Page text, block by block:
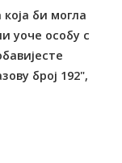
би могла
уоче особу с
број 192",